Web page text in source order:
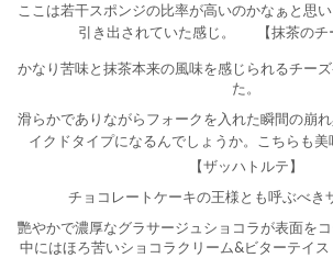
ここは若干スポンジの比率が高いのかなぁと思
引き出されていた感じ。
【抹茶の
かなり苦味と抹茶本来の風味を感じられるチー
た。
滑らかでありながらフォークを入れた瞬間の崩
イクドタイプになるんでしょうか。こちらも美
【ザッハトルテ】
チョコレートケーキの王様とも呼ぶべき
艷やかで濃厚なグラサージュショコラが表面をコ
中にはほろ苦いショコラクリーム&ビターテイス